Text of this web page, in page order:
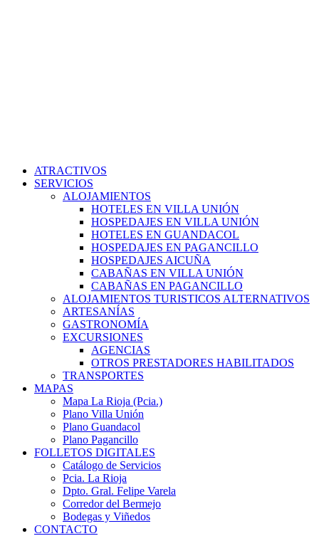
ATRACTIVOS
SERVICIOS
ALOJAMIENTOS
HOTELES EN VILLA UNIÓN
HOSPEDAJES EN VILLA UNIÓN
HOTELES EN GUANDACOL
HOSPEDAJES EN PAGANCILLO
HOSPEDAJES AICUÑA
CABAÑAS EN VILLA UNIÓN
CABAÑAS EN PAGANCILLO
ALOJAMIENTOS TURISTICOS ALTERNATIVOS
ARTESANÍAS
GASTRONOMÍA
EXCURSIONES
AGENCIAS
OTROS PRESTADORES HABILITADOS
TRANSPORTES
MAPAS
Mapa La Rioja (Pcia.)
Plano Villa Unión
Plano Guandacol
Plano Pagancillo
FOLLETOS DIGITALES
Catálogo de Servicios
Pcia. La Rioja
Dpto. Gral. Felipe Varela
Corredor del Bermejo
Bodegas y Viñedos
CONTACTO